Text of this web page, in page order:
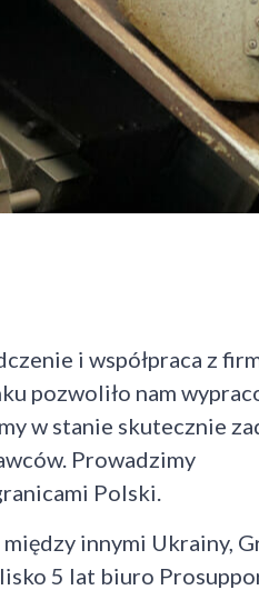
i współpraca z
pozwoliło nam
w stanie skutecznie
Prowadzimy
Polski.
innymi Ukrainy,
5 lat biuro